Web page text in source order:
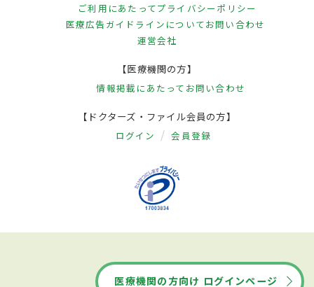
ご利用にあたってプライバシーポリシー
医療広告ガイドラインについてお問い合わせ
運営会社
【医療機関の方】
情報掲載にあたって お問い合わせ
【ドクターズ・ファイル会員の方】
ログイン 会員登録
医療機関の方向け ログインページ